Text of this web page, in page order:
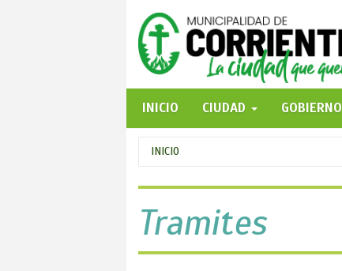
INICIO
CIUDAD GOBIERNO
Se
encuentra
usted
aquí
INICIO
Tramites